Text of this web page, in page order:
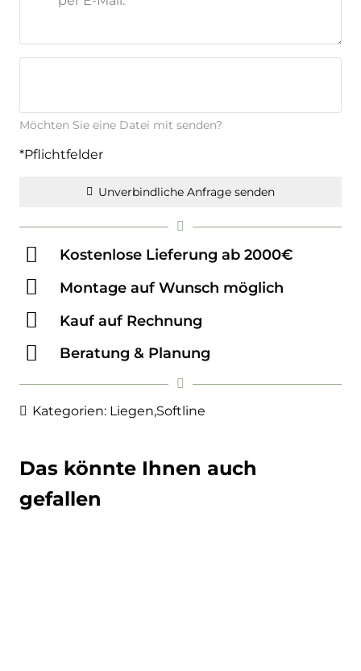
Möchten Sie eine Datei mit senden?
*Pflichtfelder
Unverbindliche Anfrage senden
Kostenlose Lieferung ab 2000€
Montage auf Wunsch möglich
Kauf auf Rechnung
Beratung & Planung
Kategorien: Liegen,Softline
Das könnte Ihnen auch
gefallen